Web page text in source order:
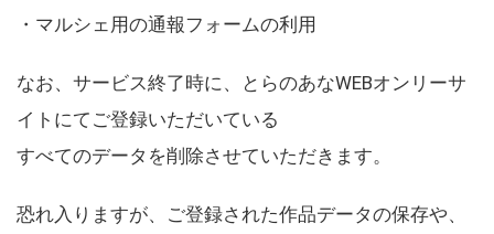
・マルシェ用の通報フォームの利用
なお、サービス終了時に、とらのあなWEBオンリーサ
イトにてご登録いただいている
すべてのデータを削除させていただきます。
恐れ入りますが、ご登録された作品データの保存や、